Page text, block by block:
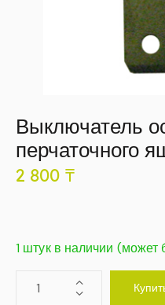
Выключатель
перчаточного
2 800 ₸
1 штук в наличии (может